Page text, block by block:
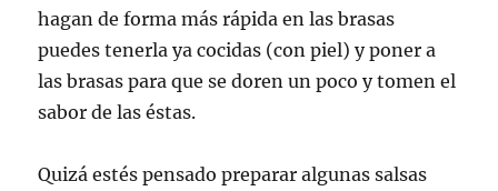
hagan de forma más rápida en las brasas
puedes tenerla ya cocidas (con piel) y poner a
las brasas para que se doren un poco y tomen el
sabor de las éstas.
Quizá estés pensado preparar algunas salsas